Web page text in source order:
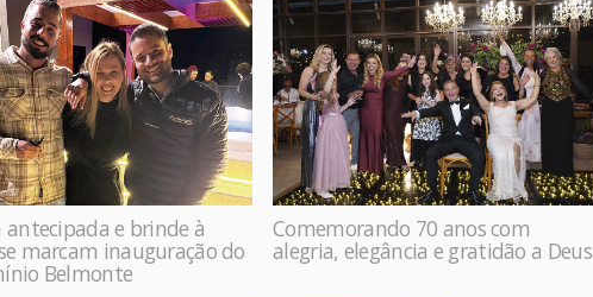
antecipada e brinde à
marcam inauguração do
Belmonte
Comemorando 70 anos com
alegria, elegância e gratidão a Deus